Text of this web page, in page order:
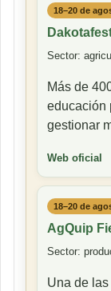
18–20 de
Sector:
Más de
educación
gestionar
Web oficial
18–20 de
AgQuip
Sector:
Una de